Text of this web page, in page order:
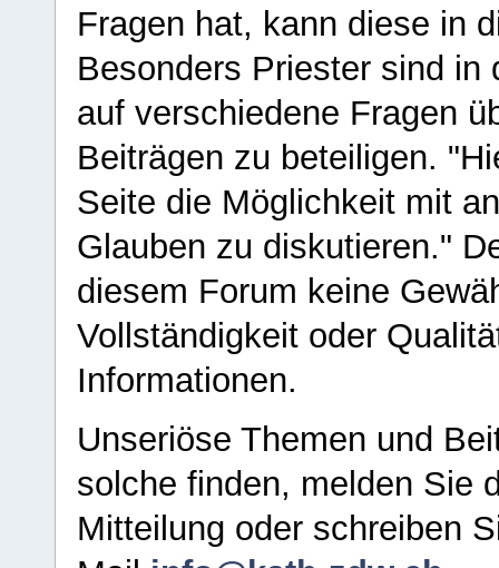
Fragen hat, kann diese in
Besonders Priester sind in
auf verschiedene Fragen
Beiträgen zu beteiligen.
Seite die Möglichkeit mit
Glauben zu diskutieren."
diesem Forum keine
Vollständigkeit oder
Informationen.
Unseriöse Themen und
solche finden, melden Sie
Mitteilung oder schreiben